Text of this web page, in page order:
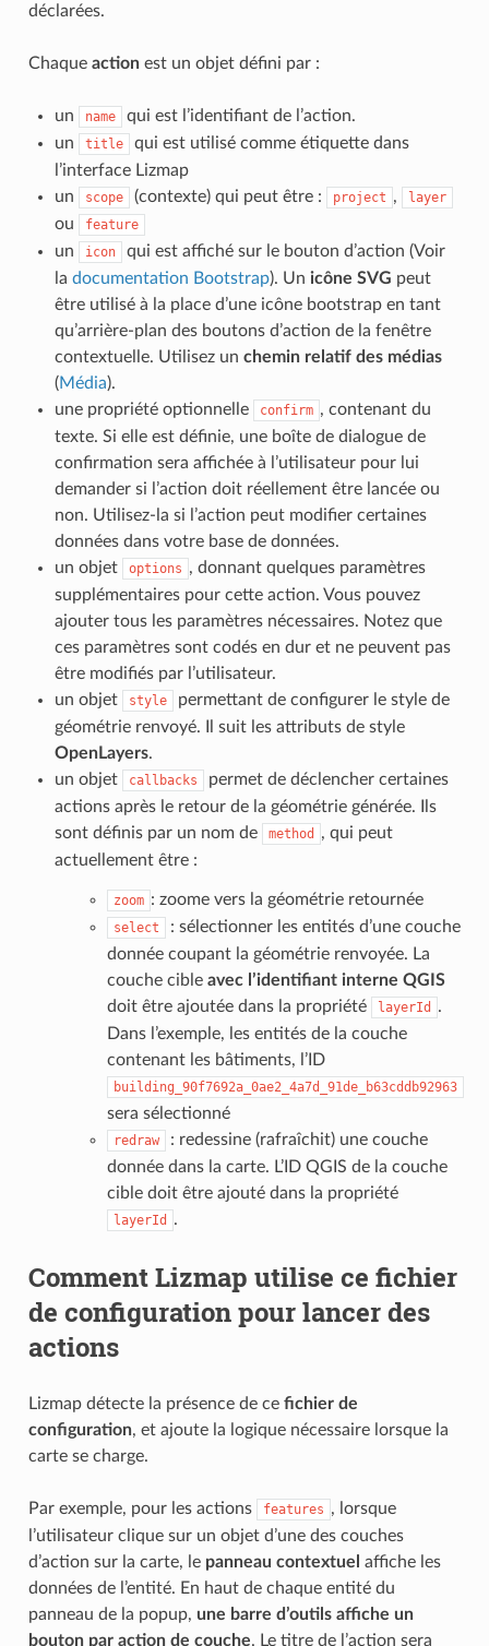
déclarées.
Chaque actionest un objet défini par :
un name
qui est l’identifiant de l’action.
un
title
qui est utilisé comme étiquette dans
l’interface Lizmap
un
scope (contexte) qui peut être : project , layer
ou feature
un icon
qui est affiché sur le bouton d’action (Voir
la documentation Bootstrap). Un icône SVG peut
être utilisé à la place d’une icône bootstrap en tant
qu’arrière-plan des boutons d’action de la fenêtre
contextuelle. Utilisez un chemin relatif des médias
(Média).
une propriété optionnelle
confirm , contenant du
texte. Si elle est définie, une boîte de dialogue de
confirmation sera affichée à l’utilisateur pour lui
demander si l’action doit réellement être lancée ou
non. Utilisez-la si l’action peut modifier certaines
données dans votre base de données.
un objet
options , donnant quelques paramètres
supplémentaires pour cette action. Vous pouvez
ajouter tous les paramètres nécessaires. Notez que
ces paramètres sont codés en dur et ne peuvent pas
être modifiés par l’utilisateur.
un objet
style
permettant de configurer le style de
géométrie renvoyé. Il suit les attributs de style
OpenLayers.
un objet
callbacks
permet de déclencher certaines
actions après le retour de la géométrie générée. Ils
sont définis par un nom de
method
, qui peut
actuellement être :
zoom : zoome vers la géométrie retournée
select
: sélectionner les entités d’une couche
donnée coupant la géométrie renvoyée. La
couche cible avec l’identifiant interne QGIS
doit être ajoutée dans la propriété
layerId
.
Dans l’exemple, les entités de la couche
contenant les bâtiments, l’ID
building_90f7692a_0ae2_4a7d_91de_b63cddb92963
sera sélectionné
redraw
: redessine (rafraîchit) une couche
donnée dans la carte. L’ID QGIS de la couche
cible doit être ajouté dans la propriété
layerId .
Comment Lizmap utilise ce fichier
de configuration pour lancer des
actions
Lizmap détecte la présence de ce fichier de
configuration, et ajoute la logique nécessaire lorsque la
carte se charge.
Par exemple, pour les actions features , lorsque
l’utilisateur clique sur un objet d’une des couches
d’action sur la carte, le panneau contextuel affiche les
données de l’entité. En haut de chaque entité du
panneau de la popup, une barre d’outils affiche un
bouton par action de couche. Le titre de l’action sera